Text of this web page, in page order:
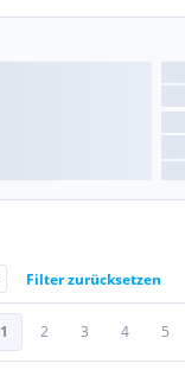
Filter zurücksetzen
1 2 3 4 5